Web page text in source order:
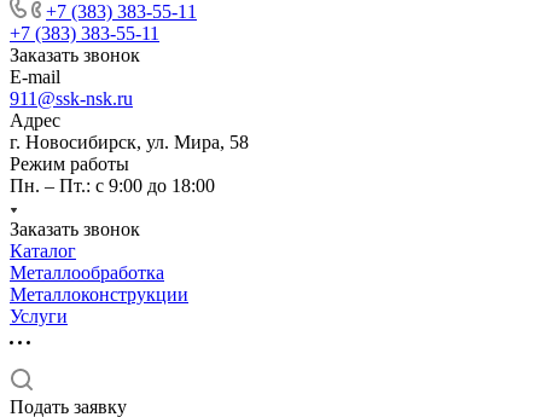
+7 (383) 383-55-11
+7 (383) 383-55-11
Заказать звонок
E-mail
911@ssk-nsk.ru
Адрес
г. Новосибирск, ул. Мира, 58
Режим работы
Пн. – Пт.: с 9:00 до 18:00
Заказать звонок
Каталог
Металлообработка
Металлоконструкции
Услуги
Подать заявку